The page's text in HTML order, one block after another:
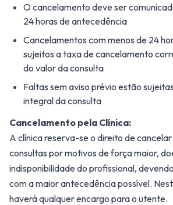
O cancelamento deve ser
24 horas de antecedência
Cancelamentos com menos de 24
sujeitos a taxa de cancelamento
do valor da consulta
Faltas sem aviso prévio estão
integral da consulta
Cancelamento pela Clínica:
A clínica reserva-se o direito de
consultas por motivos de força maior,
indisponibilidade do profissional,
com a maior antecedência possível.
haverá qualquer encargo para o utente.